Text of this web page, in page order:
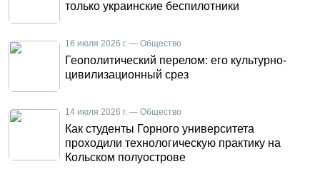
только украинские беспилотники
16 июля 2026 г. — Общество
Геополитический перелом: его культурно-
цивилизационный срез
14 июля 2026 г. — Общество
Как студенты Горного университета
проходили технологическую практику на
Кольском полуострове